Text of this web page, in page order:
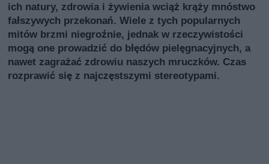
ich natury, zdrowia i żywienia wciąż krąży mnóstwo
fałszywych przekonań. Wiele z tych popularnych
mitów brzmi niegroźnie, jednak w rzeczywistości
mogą one prowadzić do błędów pielęgnacyjnych, a
nawet zagrażać zdrowiu naszych mruczków. Czas
rozprawić się z najczęstszymi stereotypami.